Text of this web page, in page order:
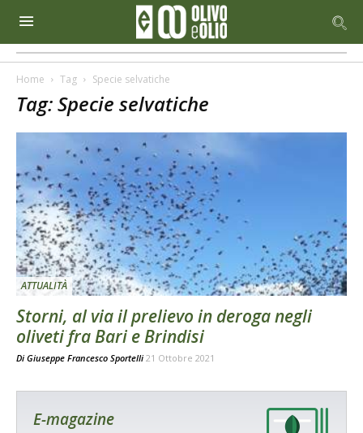
Home Tag Specie selvatiche
Tag: Specie selvatiche
ATTUALITÀ
Storni, al via il prelievo in deroga negli
oliveti fra Bari e Brindisi
Di Giuseppe Francesco Sportelli 21 Ottobre 2021
E-magazine